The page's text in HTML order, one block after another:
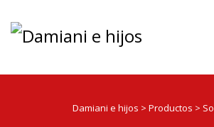
Damiani e hijos > Productos >